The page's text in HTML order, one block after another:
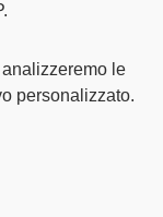
le
personalizzato.